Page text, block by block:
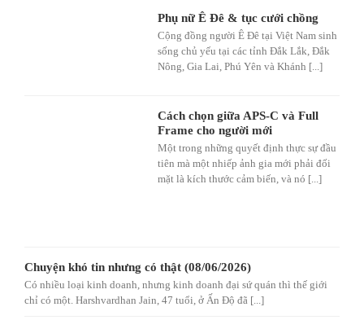
Phụ nữ Ê Đê & tục cưới chồng
Cộng đồng người Ê Đê tại Việt Nam sinh
sống chủ yếu tại các tỉnh Đắk Lắk, Đắk
Nông, Gia Lai, Phú Yên và Khánh [...]
Cách chọn giữa APS-C và Full
Frame cho người mới
Một trong những quyết định thực sự đầu
tiên mà một nhiếp ảnh gia mới phải đối
mặt là kích thước cảm biến, và nó [...]
Chuyện khó tin nhưng có thật (08/06/2026)
Có nhiều loại kinh doanh, nhưng kinh doanh đại sứ quán thì thế giới
chỉ có một. Harshvardhan Jain, 47 tuổi, ở Ấn Độ đã [...]